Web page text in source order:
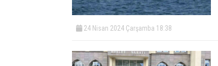
24 Nisan 2024 Çarşamba 18:38